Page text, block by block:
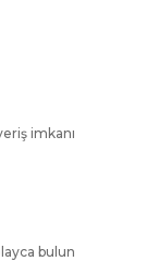
imkanı
bulun